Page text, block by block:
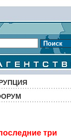
Поиск
три